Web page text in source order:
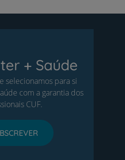
+ Saúde
selecionamos para si
com a garantia dos
CUF.